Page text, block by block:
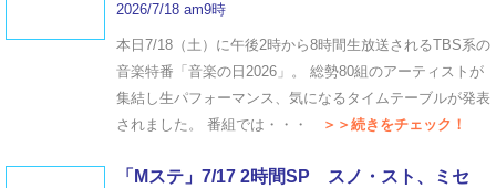
2026/7/18 am9時
本日7/18（土）に午後2時から8時間生放送されるTBS系の
音楽特番「音楽の日2026」。 総勢80組のアーティストが
集結し生パフォーマンス、気になるタイムテーブルが発表
されました。 番組では・・・
＞＞続きをチェック！
「Mステ」7/17 2時間SP スノ・スト、ミセ